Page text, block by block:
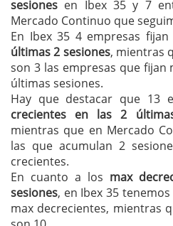
sesiones en Ibex 35 y 7
Mercado Continuo que
En Ibex 35 4 empresas fijan
últimas 2 sesiones, mientras
son 3 las empresas que fijan
últimas sesiones.
Hay que destacar que 13
crecientes en las 2
mientras que en Mercado
las que acumulan 2
crecientes.
En cuanto a los max
sesiones, en Ibex 35
max decrecientes, mientras